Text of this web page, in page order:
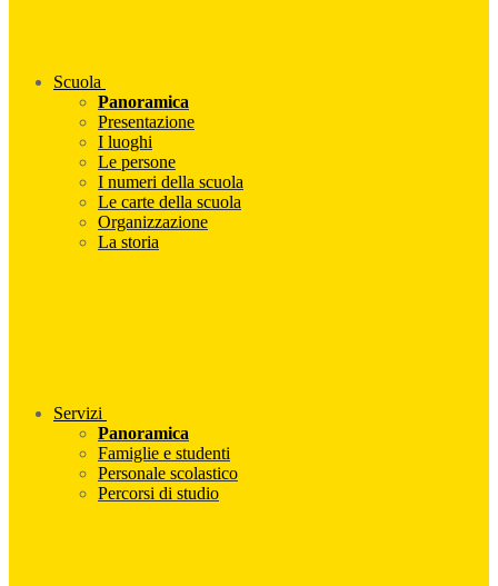
Scuola
Panoramica
Presentazione
I luoghi
Le persone
I numeri della scuola
Le carte della scuola
Organizzazione
La storia
Servizi
Panoramica
Famiglie e studenti
Personale scolastico
Percorsi di studio